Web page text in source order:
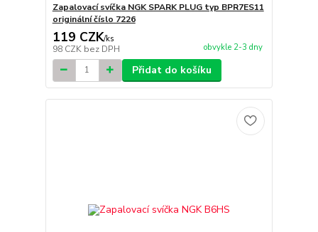
Zapalovací svíčka NGK SPARK PLUG typ BPR7ES11
originální číslo 7226
119 CZK/ks
98 CZK bez DPH obvykle 2-3 dny
Přidat do košíku